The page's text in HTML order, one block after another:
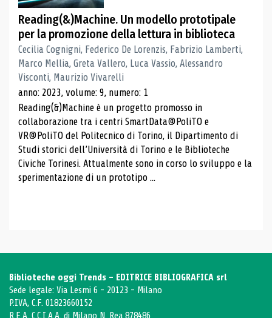
Reading(&)Machine. Un modello prototipale
per la promozione della lettura in biblioteca
Cecilia Cognigni, Federico De Lorenzis, Fabrizio Lamberti,
Marco Mellia, Greta Vallero, Luca Vassio, Alessandro
Visconti, Maurizio Vivarelli
anno: 2023, volume: 9, numero: 1
Reading(&)Machine è un progetto promosso in
collaborazione tra i centri SmartData@PoliTO e
VR@PoliTO del Politecnico di Torino, il Dipartimento di
Studi storici dell’Università di Torino e le Biblioteche
Civiche Torinesi. Attualmente sono in corso lo sviluppo e la
sperimentazione di un prototipo ...
Biblioteche oggi Trends - EDITRICE BIBLIOGRAFICA srl
Sede legale: Via Lesmi 6 - 20123 - Milano
P.IVA, C.F. 01823660152
R.E.A. C.C.I.A.A. di Milano N. Rea 878486